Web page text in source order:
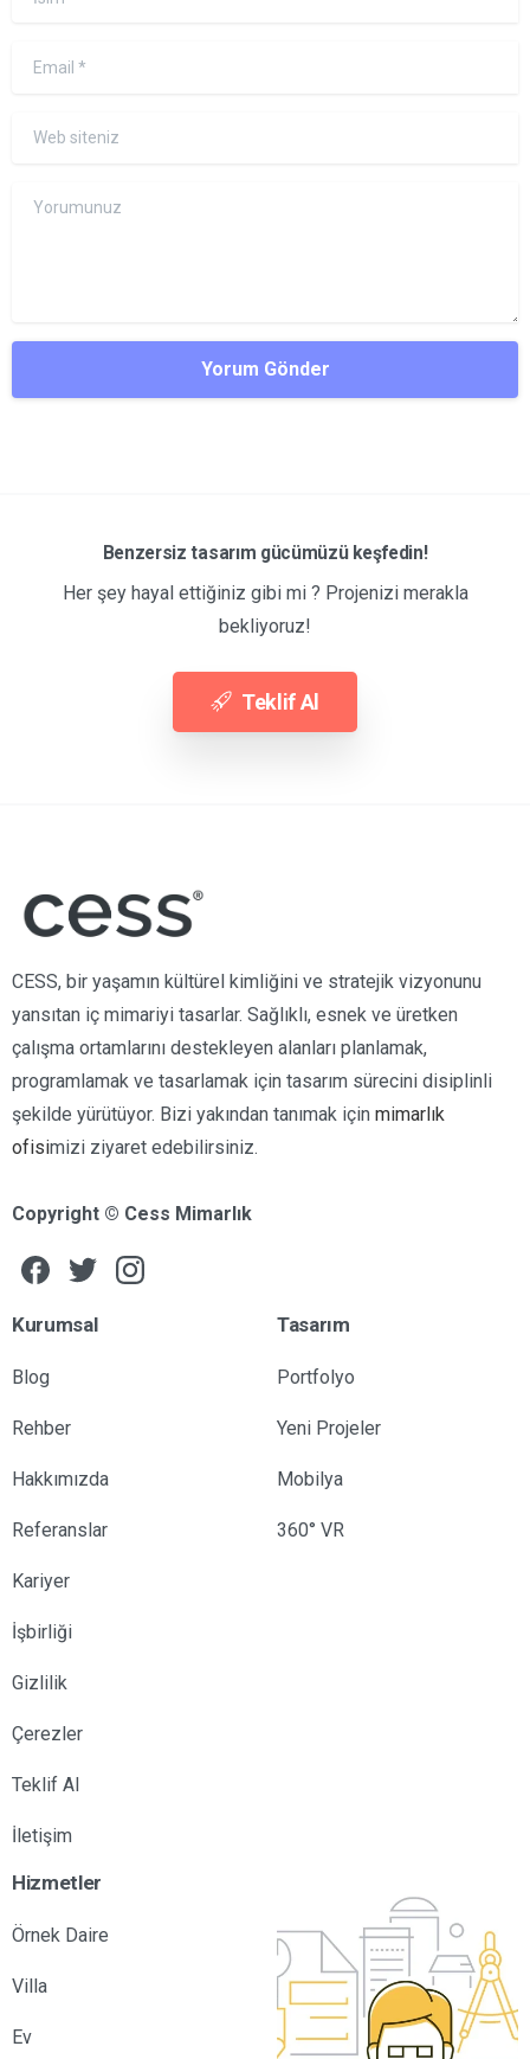
Email
Web siteniz
Yorumunuz
Benzersiz tasarım gücümüzü keşfedin!
Her şey hayal ettiğiniz gibi mi ? Projenizi merakla
bekliyoruz!
Teklif Al
CESS, bir yaşamın kültürel kimliğini ve stratejik vizyonunu
yansıtan iç mimariyi tasarlar. Sağlıklı, esnek ve üretken
çalışma ortamlarını destekleyen alanları planlamak,
programlamak ve tasarlamak için tasarım sürecini disiplinli
şekilde yürütüyor. Bizi yakından tanımak için mimarlık
ofisimizi ziyaret edebilirsiniz.
Copyright © Cess Mimarlık
Kurumsal
Blog
Rehber
Hakkımızda
Referanslar
Kariyer
İşbirliği
Gizlilik
Çerezler
Teklif Al
İletişim
Tasarım
Portfolyo
Yeni Projeler
Mobilya
360° VR
Hizmetler
Örnek Daire
Villa
Ev